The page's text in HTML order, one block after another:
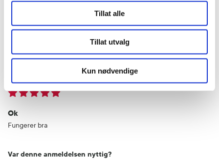
Tillat alle
Tillat utvalg
Kun nødvendige
Var denne anmeldelsen nyttig?
0 0
flagg denne anmeldelsen
Ok
Fungerer bra
Var denne anmeldelsen nyttig?